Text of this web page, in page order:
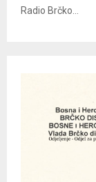
Radio Brčko...